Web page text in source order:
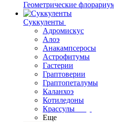
Геометрические
Суккуленты
Адромискус
Алоэ
Анакампсеросы
Астрофитумы
Гастерии
Граптоверии
Граптопеталумы
Каланхоэ
Котиледоны
Крассулы
Еще